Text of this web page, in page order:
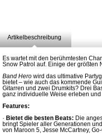
Artikelbeschreibung
Es wartet mit den berühmtesten
Snow Patrol auf. Einige der größten
Band Hero wird das ultimative
bietet – wie auch das kommende
Gitarren und zwei Drumkits? Drei
ganz individuelle Weise erleben
Features:
· Bietet die besten Beats: Die
bringt Spieler aller Generationen
von Maroon 5, Jesse McCartney,